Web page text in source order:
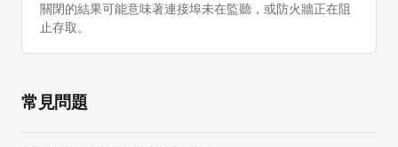
關閉的結果可能意味著連接埠未在監聽，或防火牆正在阻
止存取。
常見問題